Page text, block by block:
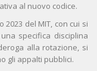
al nuovo codice.
2023 del MIT, con cui si
specifica disciplina
alla rotazione, si
gli appalti pubblici.